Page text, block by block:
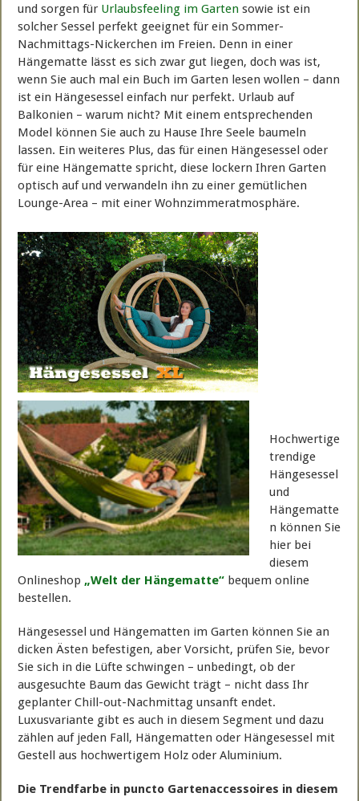
und sorgen für Urlaubsfeeling im Garten sowie ist ein
solcher Sessel perfekt geeignet für ein Sommer-
Nachmittags-Nickerchen im Freien. Denn in einer
Hängematte lässt es sich zwar gut liegen, doch was ist,
wenn Sie auch mal ein Buch im Garten lesen wollen – dann
ist ein Hängesessel einfach nur perfekt. Urlaub auf
Balkonien – warum nicht? Mit einem entsprechenden
Model können Sie auch zu Hause Ihre Seele baumeln
lassen. Ein weiteres Plus, das für einen Hängesessel oder
für eine Hängematte spricht, diese lockern Ihren Garten
optisch auf und verwandeln ihn zu einer gemütlichen
Lounge-Area – mit einer Wohnzimmeratmosphäre.
Hochwertige
trendige
Hängesessel
und
Hängematte
n können Sie
hier bei
diesem
Onlineshop „Welt der Hängematte“ bequem online
bestellen.
Hängesessel und Hängematten im Garten können Sie an
dicken Ästen befestigen, aber Vorsicht, prüfen Sie, bevor
Sie sich in die Lüfte schwingen – unbedingt, ob der
ausgesuchte Baum das Gewicht trägt – nicht dass Ihr
geplanter Chill-out-Nachmittag unsanft endet.
Luxusvariante gibt es auch in diesem Segment und dazu
zählen auf jeden Fall, Hängematten oder Hängesessel mit
Gestell aus hochwertigem Holz oder Aluminium.
Die Trendfarbe in puncto Gartenaccessoires in diesem